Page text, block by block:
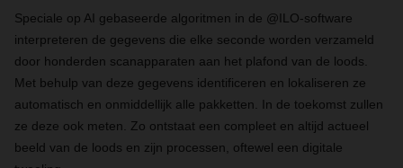
Speciale op AI gebaseerde algoritmen in de @ILO-software
interpreteren de gegevens die elke seconde worden verzameld
door honderden scanapparaten aan het plafond van de loods.
Met behulp van deze gegevens identificeren en lokaliseren ze
automatisch en onmiddellijk alle pakketten. In de toekomst zullen
ze deze ook meten. Zo ontstaat een compleet en altijd actueel
beeld van de loods en zijn processen, oftewel een digitale